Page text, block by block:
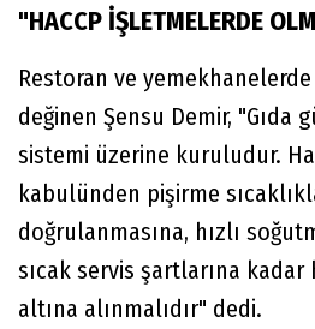
"HACCP İŞLETMELERDE
Restoran ve
değinen Şensu Demir, "Gıda
sistemi üzerine kuruludur.
kabulünden pişirme
doğrulanmasına, hızlı
sıcak servis şartlarına kadar
altına alınmalıdır" dedi.